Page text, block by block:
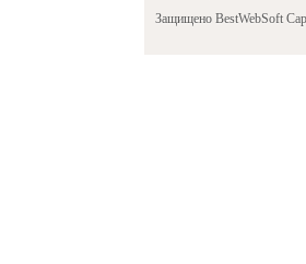
Защищено BestWebSoft